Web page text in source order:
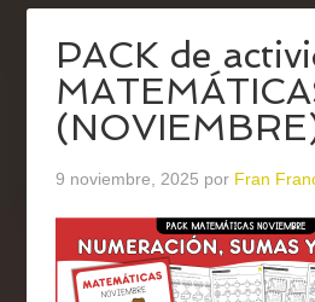
PACK de
9 noviembre, 2025 por Fran